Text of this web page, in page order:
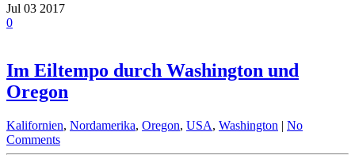
Jul 03 2017
0
Im Eiltempo durch Washington und
Oregon
Kalifornien, Nordamerika, Oregon, USA, Washington | No
Comments